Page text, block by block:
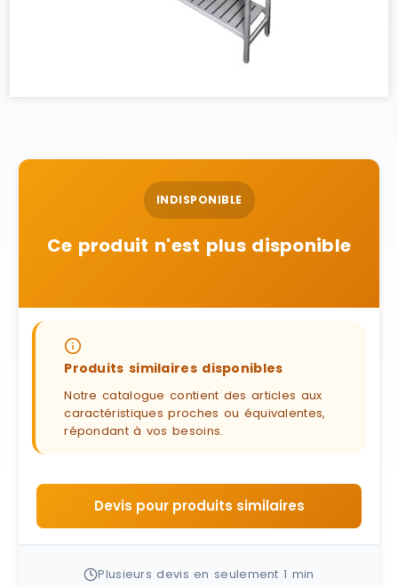
INDISPONIBLE
Ce produit n'est plus disponible
Produits similaires disponibles
Notre catalogue contient des articles aux
caractéristiques proches ou équivalentes,
répondant à vos besoins.
Devis pour produits similaires
Plusieurs devis en seulement 1 min